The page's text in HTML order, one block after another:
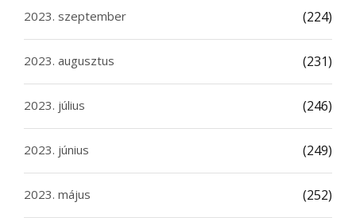
2023. szeptember (224)
2023. augusztus (231)
2023. július (246)
2023. június (249)
2023. május (252)